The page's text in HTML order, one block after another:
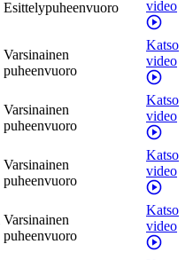
Esittelypuheenvuoro
video
Varsinainen
puheenvuoro
Katso
video
Varsinainen
puheenvuoro
Katso
video
Varsinainen
puheenvuoro
Katso
video
Varsinainen
puheenvuoro
Katso
video